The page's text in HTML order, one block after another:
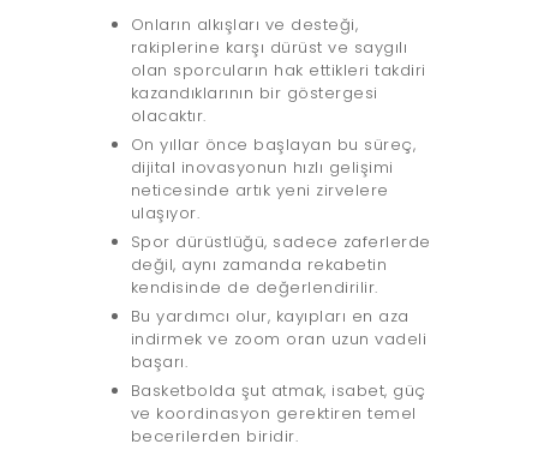
Onların alkışları ve desteği,
rakiplerine karşı dürüst ve saygılı
olan sporcuların hak ettikleri takdiri
kazandıklarının bir göstergesi
olacaktır.
On yıllar önce başlayan bu süreç,
dijital inovasyonun hızlı gelişimi
neticesinde artık yeni zirvelere
ulaşıyor.
Spor dürüstlüğü, sadece zaferlerde
değil, aynı zamanda rekabetin
kendisinde de değerlendirilir.
Bu yardımcı olur, kayıpları en aza
indirmek ve zoom oran uzun vadeli
başarı.
Basketbolda şut atmak, isabet, güç
ve koordinasyon gerektiren temel
becerilerden biridir.